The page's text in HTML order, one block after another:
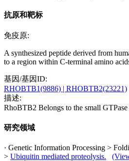
抗原和靶标
免疫原:
A synthesized peptide derived from
to a region within C-terminal amino
基因/基因ID:
RHOBTB1(9886) | RHOBTB2(23221)
描述:
RhoBTB2 Belongs to the small
研究领域
· Genetic Information Processing >
> Ubiquitin mediated proteolysis.